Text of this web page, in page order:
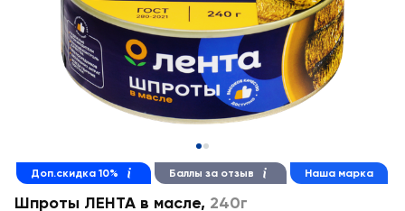
Доп.скидка 10% Баллы за отзыв Наша марка
Шпроты ЛЕНТА в масле, 240г